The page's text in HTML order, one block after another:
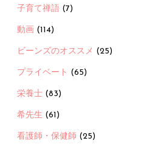
子育て禅語 (7)
動画 (114)
ビーンズのオススメ (25)
プライベート (65)
栄養士 (83)
希先生 (61)
看護師・保健師 (25)